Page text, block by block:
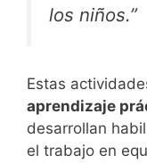
los niños.”
Estas
aprendizaje
desarrollan
el trabajo en